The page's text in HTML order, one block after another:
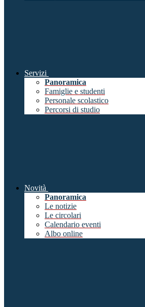
Servizi
Panoramica
Famiglie e studenti
Personale scolastico
Percorsi di studio
Novità
Panoramica
Le notizie
Le circolari
Calendario eventi
Albo online